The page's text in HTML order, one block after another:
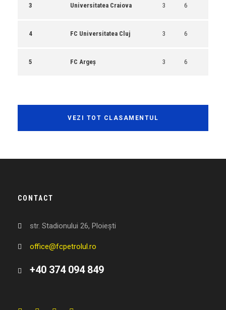
3 Universitatea Craiova 3 6
4 FC Universitatea Cluj 3 6
5 FC Argeș 3 6
VEZI TOT CLASAMENTUL
CONTACT
str. Stadionului 26, Ploiești
office@fcpetrolul.ro
+40 374 094 849